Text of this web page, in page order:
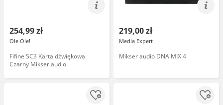
254,99 zł
Ole Ole!
Fifine SC3 Karta dźwiękowa
Czarny Mikser audio
219,00 zł
Media Expert
Mikser audio DNA MIX 4